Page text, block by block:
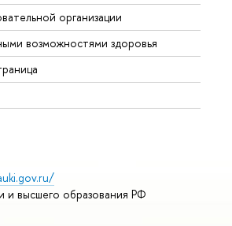
организации
возможностями здоровья
и высшего образования РФ